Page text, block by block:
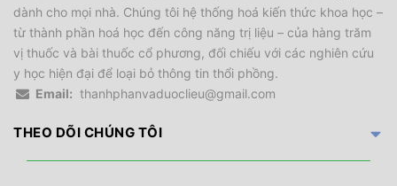
dành cho mọi nhà. Chúng tôi hệ thống hoá kiến thức khoa học –
từ thành phần hoá học đến công năng trị liệu – của hàng trăm
vị thuốc và bài thuốc cổ phương, đối chiếu với các nghiên cứu
y học hiện đại để loại bỏ thông tin thổi phồng.
Email: thanhphanvaduoclieu@gmail.com
THEO DÕI CHÚNG TÔI